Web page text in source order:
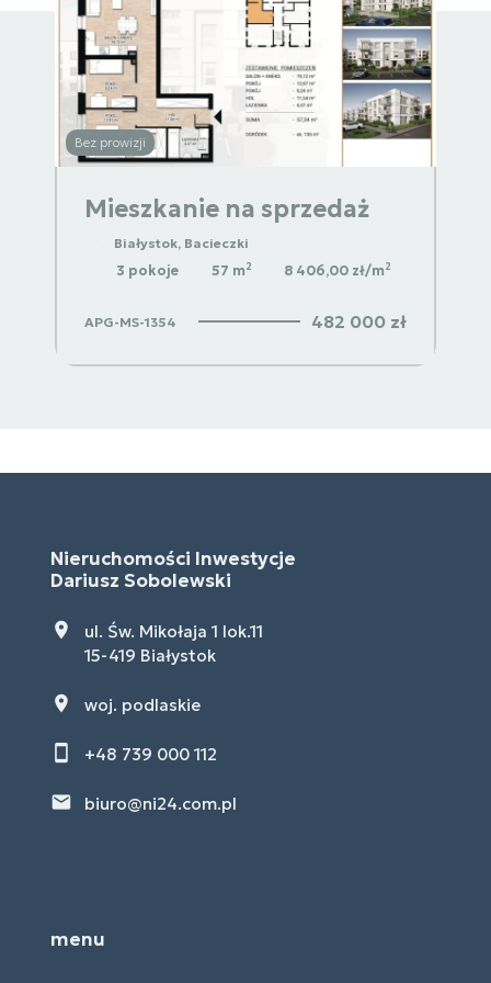
Bez prowizji
Mieszkanie na sprzedaż
Białystok, Bacieczki
3 pokoje 57 m2 8 406,00 zł/m2
APG-MS-1354 482 000 zł
Nieruchomości Inwestycje
Dariusz Sobolewski
ul. Św. Mikołaja 1 lok.11
15-419 Białystok
woj. podlaskie
+48 739 000 112
biuro@ni24.com.pl
menu